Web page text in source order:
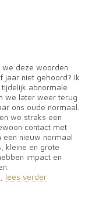
we deze woorden
jaar niet gehoord? Ik
abnormale
we later weer terug
ons oude normaal.
we straks een
contact met
een nieuw normaal
kleine en grote
impact en
lees verder